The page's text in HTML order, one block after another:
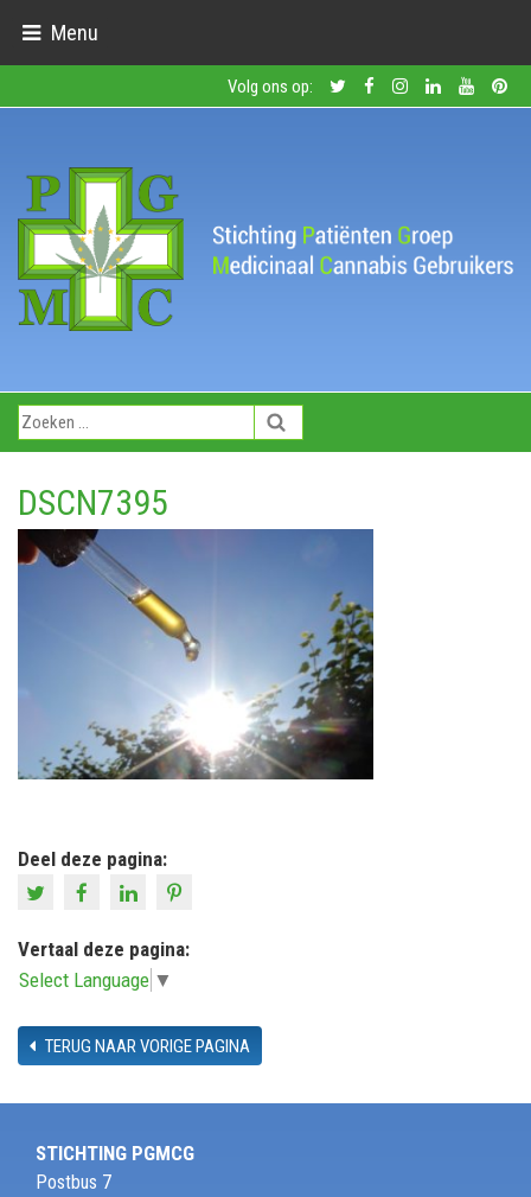
Menu
Volg ons op:
DSCN7395
Deel deze pagina:
Vertaal deze pagina:
Select Language ▼
TERUG NAAR VORIGE PAGINA
STICHTING PGMCG
Postbus 7